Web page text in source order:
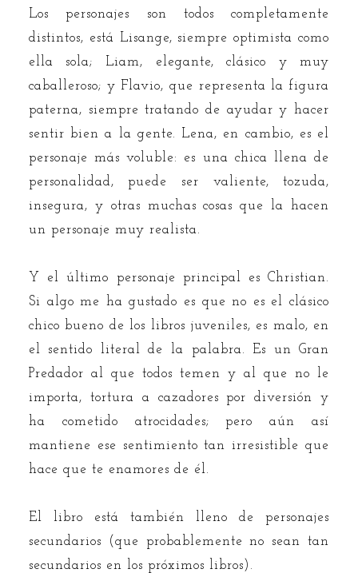
Los personajes son todos completamente
distintos, está Lisange, siempre optimista como
ella sola; Liam, elegante, clásico y muy
caballeroso; y Flavio, que representa la figura
paterna, siempre tratando de ayudar y hacer
sentir bien a la gente. Lena, en cambio, es el
personaje más voluble: es una chica llena de
personalidad, puede ser valiente, tozuda,
insegura, y otras muchas cosas que la hacen
un personaje muy realista.
Y el último personaje principal es Christian.
Si algo me ha gustado es que no es el clásico
chico bueno de los libros juveniles, es malo, en
el sentido literal de la palabra. Es un Gran
Predador al que todos temen y al que no le
importa, tortura a cazadores por diversión y
ha cometido atrocidades; pero aún así
mantiene ese sentimiento tan irresistible que
hace que te enamores de él.
El libro está también lleno de personajes
secundarios (que probablemente no sean tan
secundarios en los próximos libros).